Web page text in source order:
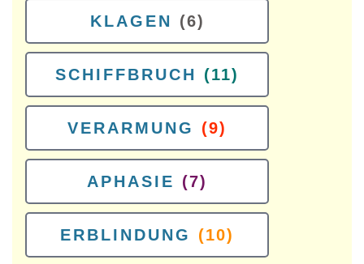
KLAGEN (6)
SCHIFFBRUCH (11)
VERARMUNG (9)
APHASIE (7)
ERBLINDUNG (10)